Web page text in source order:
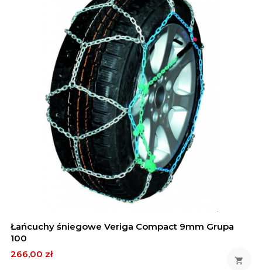
Łańcuchy śniegowe Veriga Compact 9mm Grupa
100
Cena
266,00 zł
